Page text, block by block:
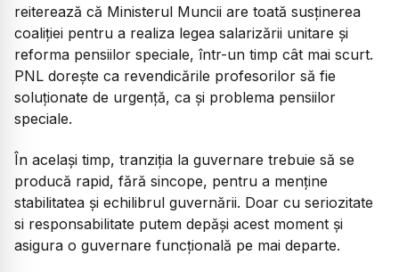
reiterează că Ministerul Muncii are toată susținerea
coaliției pentru a realiza legea salarizării unitare și
reforma pensiilor speciale, într-un timp cât mai scurt.
PNL dorește ca revendicările profesorilor să fie
soluționate de urgență, ca și problema pensiilor
speciale.
În același timp, tranziția la guvernare trebuie să se
producă rapid, fără sincope, pentru a menține
stabilitatea și echilibrul guvernării. Doar cu seriozitate
si responsabilitate putem depăși acest moment și
asigura o guvernare funcțională pe mai departe.